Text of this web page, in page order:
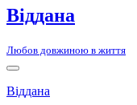
Віддана
Любов довжиною в життя
Меню
навігації
Віддана